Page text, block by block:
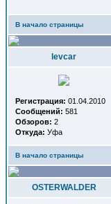
В начало страницы
levcar
Регистрация: 01.04.2010
Сообщений: 581
Обзоров: 2
Откуда: Уфа
В начало страницы
OSTERWALDER